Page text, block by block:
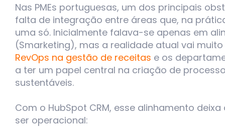
Nas PMEs portuguesas, um dos principais
falta de integração entre áreas que, na
uma só. Inicialmente falava-se apenas em
(Smarketing), mas a realidade atual vai
RevOps na gestão de receitas e os
a ter um papel central na criação de
sustentáveis.
Com o HubSpot CRM, esse alinhamento
ser operacional: